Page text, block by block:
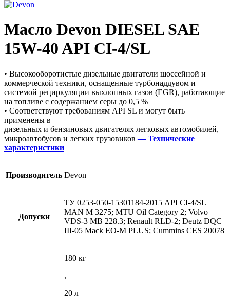
Масло Devon DIЕSEL SAE
15W-40 API CI-4/SL
• Высокооборотистые дизельные двигатели шоссейной и
коммерческой техники, оснащенные турбонаддувом и
системой рециркуляции выхлопных газов (EGR), работающие
на топливе с содержанием серы до 0,5 %
• Соответствуют требованиям API SL и могут быть
применены в
дизельных и бензиновых двигателях легковых автомобилей,
микроавтобусов и легких грузовиков— Технические
характеристики
Производитель Devon
Допуски
ТУ 0253-050-15301184-2015 API CI-4/SL
MAN M 3275; MTU Oil Category 2; Volvo
VDS-3 MB 228.3; Renault RLD-2; Deutz DQC
III-05 Mack EO-M PLUS; Cummins CES 20078
180 кг
,
20 л